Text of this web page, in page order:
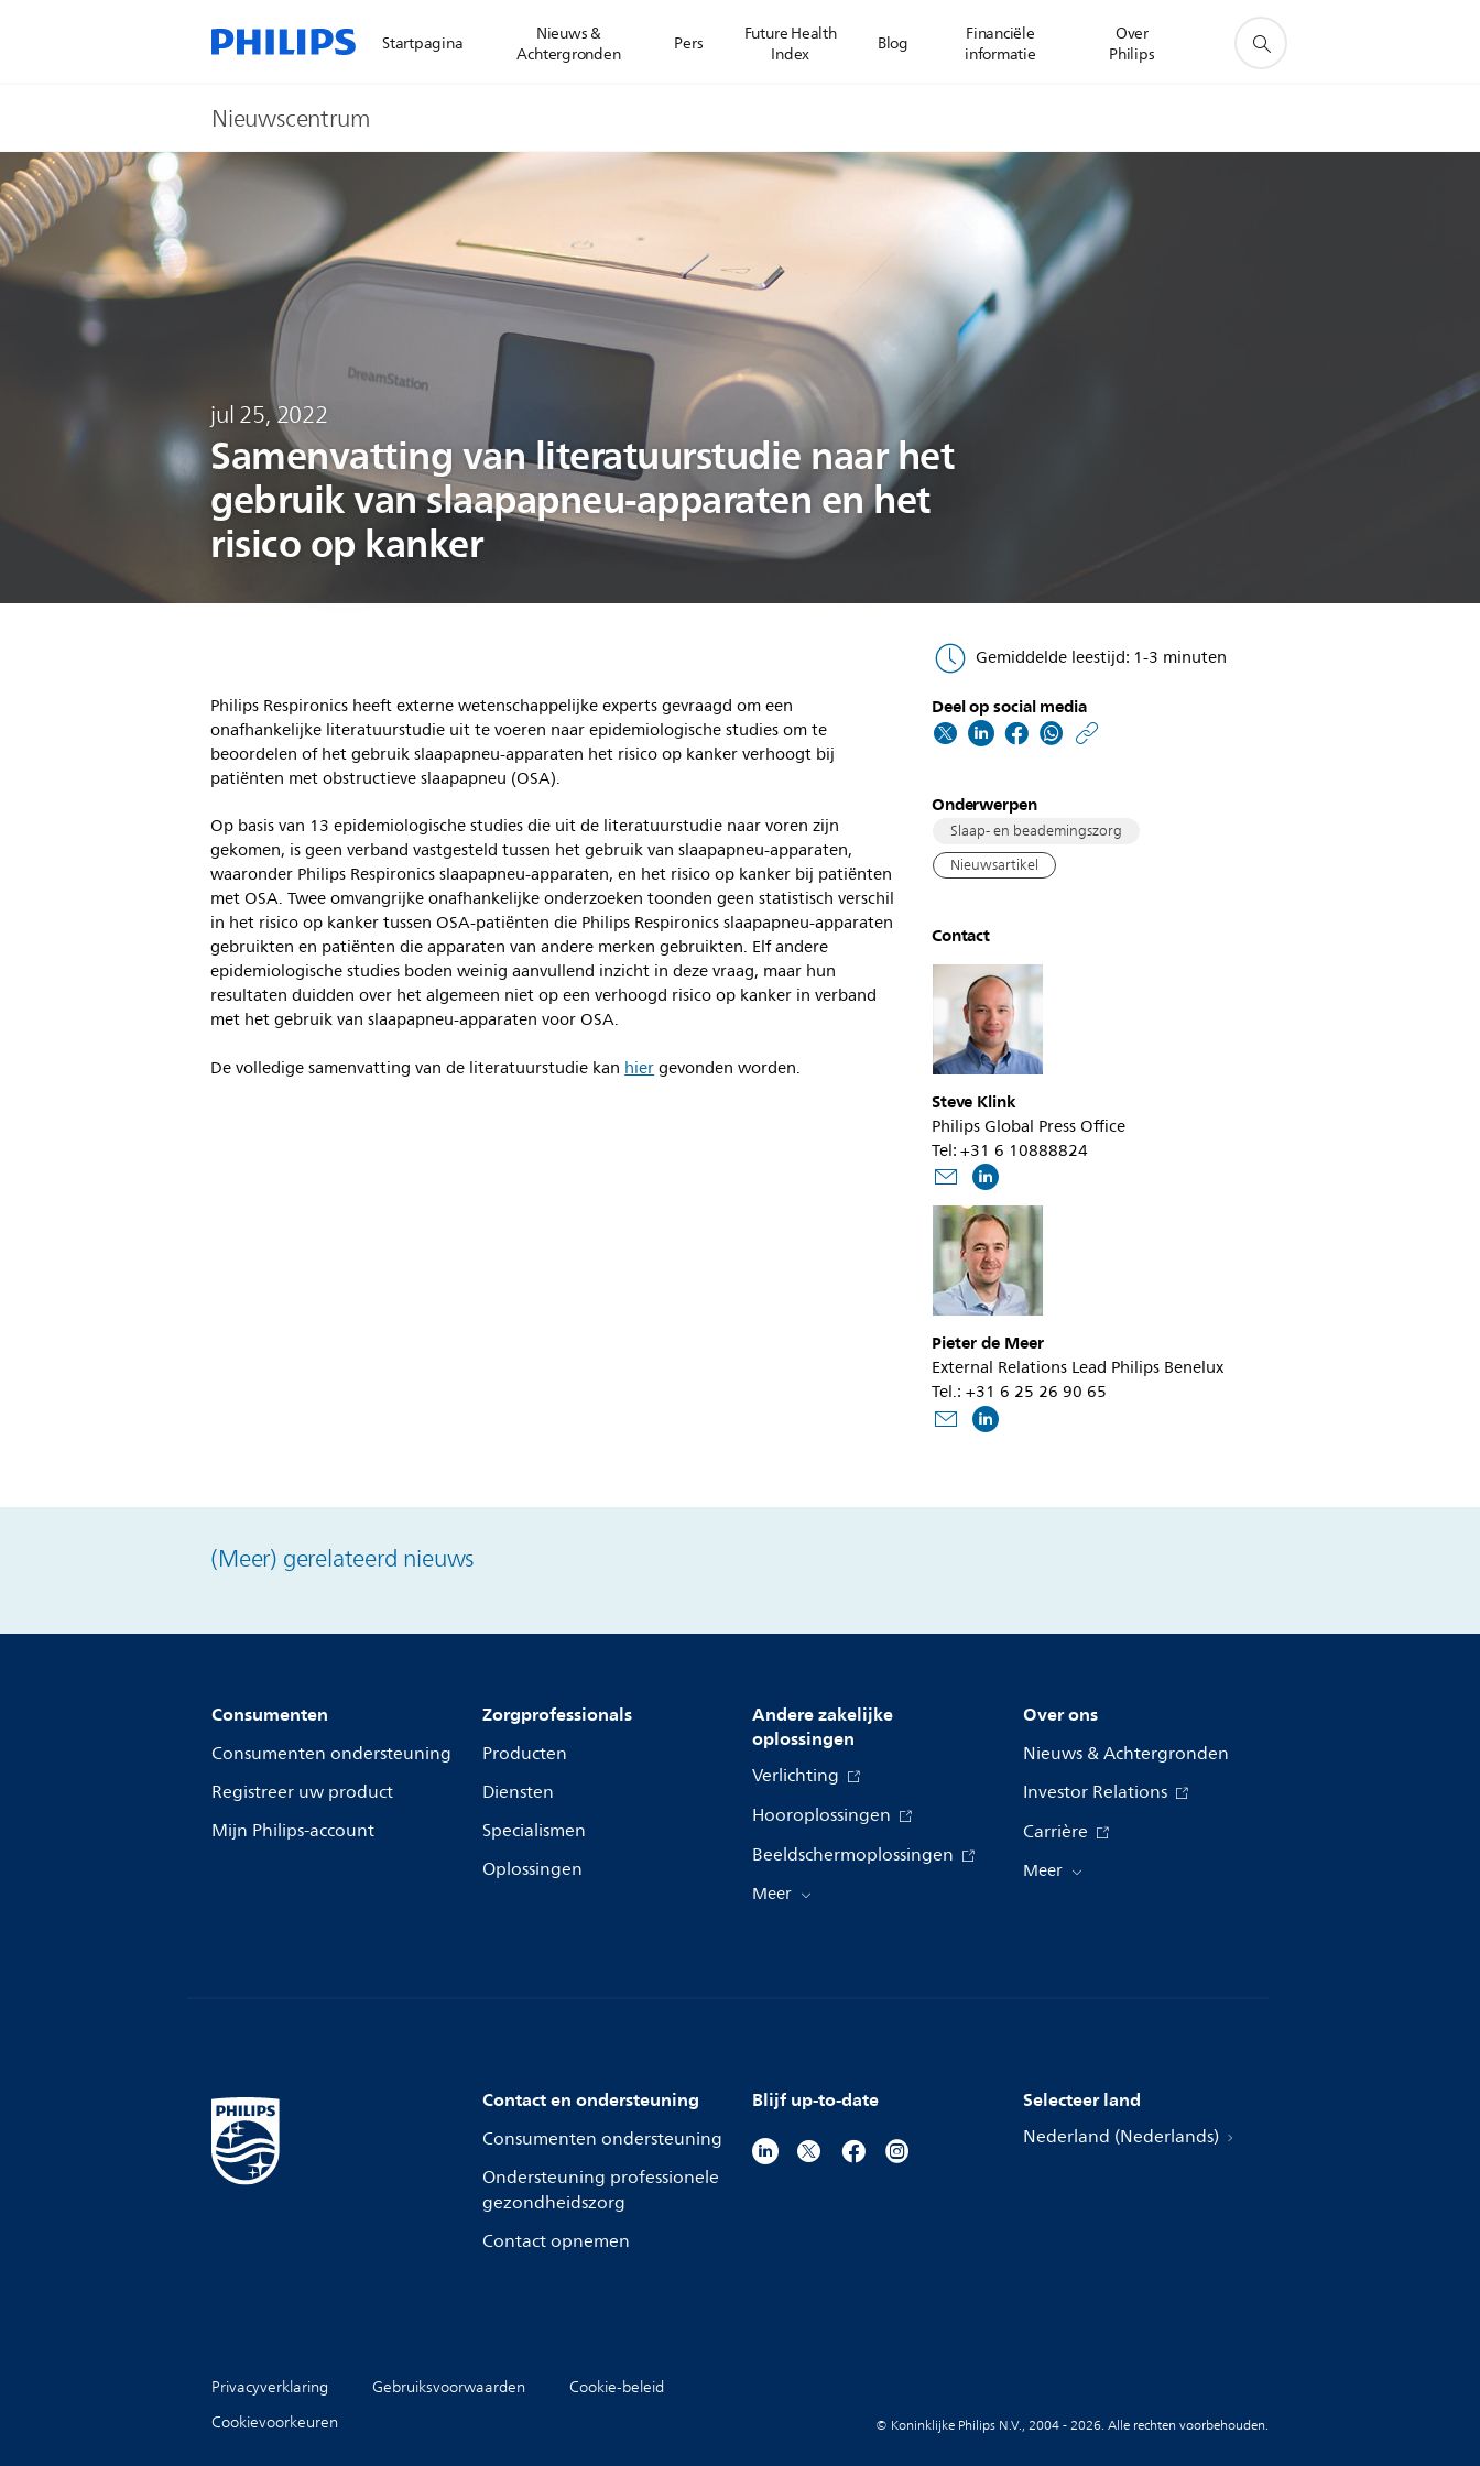
Startpagina
Nieuws &
Achtergronden
Pers
Future Health
Index
Blog
Financiële
informatie
Over
Philips
Nieuwscentrum
jul 25, 2022
Samenvatting van literatuurstudie naar het
gebruik van slaapapneu-apparaten en het
risico op kanker
Gemiddelde leestijd: 1-3 minuten
Philips Respironics heeft externe wetenschappelijke experts gevraagd om een
onafhankelijke literatuurstudie uit te voeren naar epidemiologische studies om te
beoordelen of het gebruik slaapapneu-apparaten het risico op kanker verhoogt bij
patiënten met obstructieve slaapapneu (OSA).
Op basis van 13 epidemiologische studies die uit de literatuurstudie naar voren zijn
gekomen, is geen verband vastgesteld tussen het gebruik van slaapapneu-apparaten,
waaronder Philips Respironics slaapapneu-apparaten, en het risico op kanker bij patiënten
met OSA. Twee omvangrijke onafhankelijke onderzoeken toonden geen statistisch verschil
in het risico op kanker tussen OSA-patiënten die Philips Respironics slaapapneu-apparaten
gebruikten en patiënten die apparaten van andere merken gebruikten. Elf andere
epidemiologische studies boden weinig aanvullend inzicht in deze vraag, maar hun
resultaten duidden over het algemeen niet op een verhoogd risico op kanker in verband
met het gebruik van slaapapneu-apparaten voor OSA.
De volledige samenvatting van de literatuurstudie kanhiergevonden worden.
Deel op social media
van-
en-
Onderwerpen
Slaap- en beademingszorg
Nieuwsartikel
Contact
Steve Klink
Philips Global Press Office
Tel: +31 6 10888824
Pieter de Meer
External Relations Lead Philips Benelux
Tel.: +31 6 25 26 90 65
(Meer) gerelateerd nieuws
Consumenten
Consumenten ondersteuning
Registreer uw product
Mijn Philips-account
Zorgprofessionals
Producten
Diensten
Specialismen
Oplossingen
Andere zakelijke
oplossingen
Verlichting
Hooroplossingen
Beeldschermoplossingen
Meer
Over ons
Nieuws & Achtergronden
Investor Relations
Carrière
Meer
Contact en ondersteuning
Consumenten ondersteuning
Ondersteuning professionele
gezondheidszorg
Contact opnemen
Blijf up-to-date Selecteer land
Nederland (Nederlands)
Privacyverklaring Gebruiksvoorwaarden
Cookie-beleid
Cookievoorkeuren
© Koninklijke Philips N.V., 2004 - 2026. Alle rechten voorbehouden.